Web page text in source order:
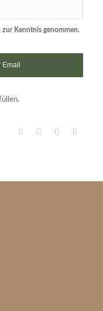
zur Kenntnis genommen.